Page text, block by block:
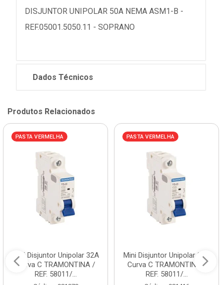
DISJUNTOR UNIPOLAR 50A NEMA ASM1-B -
REF.05001.5050.11 - SOPRANO
Dados Técnicos
Produtos Relacionados
PASTA VERMELHA
Mini Disjuntor Unipolar 32A
Curva C TRAMONTINA /
REF. 58011/...
PASTA VERMELHA
Mini Disjuntor Unipolar 25A
Curva C TRAMONTINA /
REF. 58011/...